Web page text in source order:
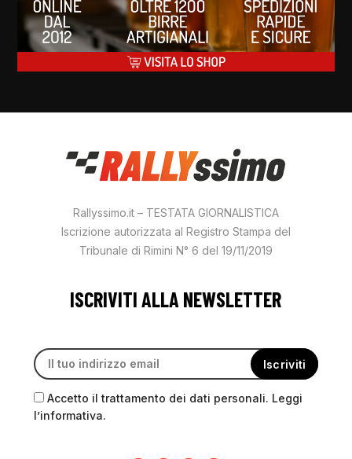
Rallyssimo.it – TESTATA GIORNALISTICA
Iscrizione autorizzata al Registro Stampa del
Tribunale di Rimini N° 6 del 19/11/2019
ISCRIVITI ALLA NEWSLETTER
Accetto il trattamento dei dati personali. Leggi
l’informativa.